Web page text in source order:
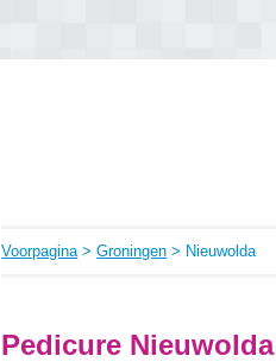
Voorpagina>Groningen > Nieuwolda
Pedicure Nieuwolda